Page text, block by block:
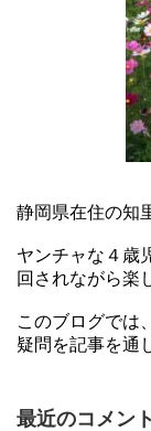
静岡県在住の知
ヤンチャな４歳
回されながら楽
このブログでは
疑問を記事を通
最近のコメント